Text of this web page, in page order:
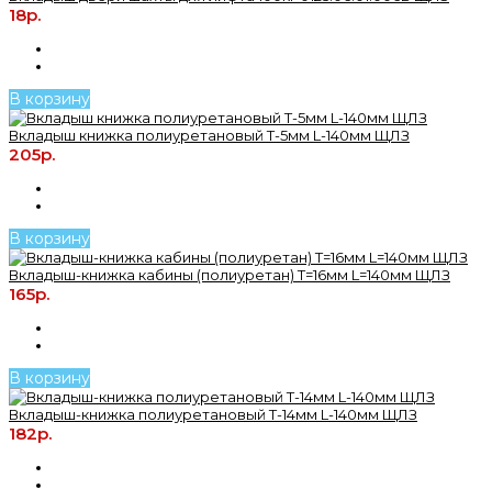
18р.
В корзину
Вкладыш книжка полиуретановый T-5мм L-140мм ЩЛЗ
205р.
В корзину
Вкладыш-книжка кабины (полиуретан) T=16мм L=140мм ЩЛЗ
165р.
В корзину
Вкладыш-книжка полиуретановый T-14мм L-140мм ЩЛЗ
182р.